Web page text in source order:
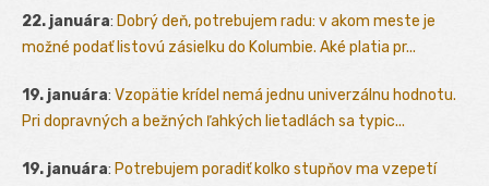
22. januára: Dobrý deň, potrebujem radu: v akom meste je
možné podať listovú zásielku do Kolumbie. Aké platia pr...
19. januára: Vzopätie krídel nemá jednu univerzálnu hodnotu.
Pri dopravných a bežných ľahkých lietadlách sa typic...
19. januára: Potrebujem poradiť kolko stupňov ma vzepetí